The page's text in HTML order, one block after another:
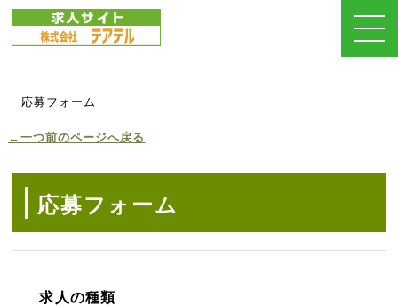
応募フォーム
←一つ前のページへ戻る
応募フォーム
求人の種類